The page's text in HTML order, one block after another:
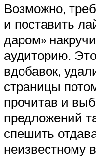
Возможно,
и поставить
даром»
аудиторию.
вдобавок,
страницы
прочитав и
предложений
спешить
неизвестному